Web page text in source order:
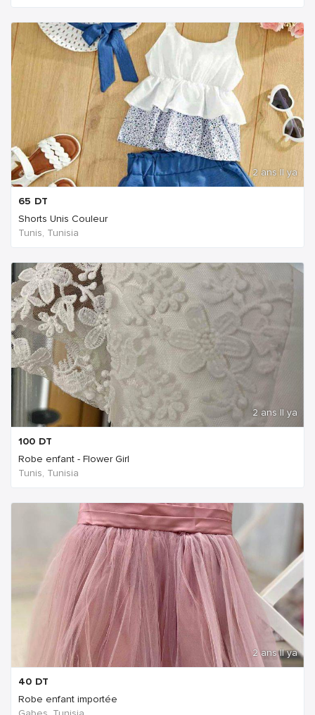
2 ans Il ya
65 DT
Shorts Unis Couleur
Tunis, Tunisia
2 ans Il ya
100 DT
Robe enfant - Flower Girl
Tunis, Tunisia
2 ans Il ya
40 DT
Robe enfant importée